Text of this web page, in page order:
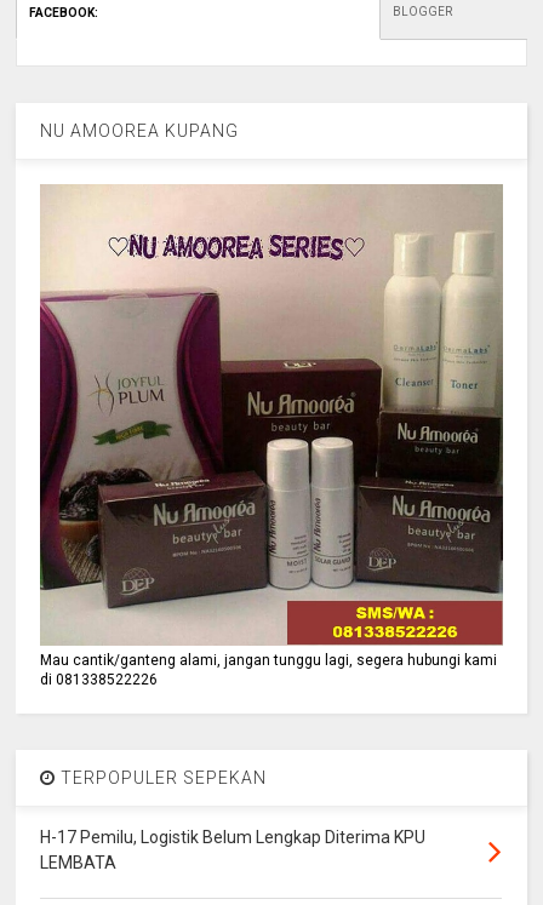
FACEBOOK: BLOGGER
NU AMOOREA KUPANG
Mau cantik/ganteng alami, jangan tunggu lagi, segera hubungi kami
di 081338522226
TERPOPULER SEPEKAN
H-17 Pemilu, Logistik Belum Lengkap Diterima KPU
LEMBATA